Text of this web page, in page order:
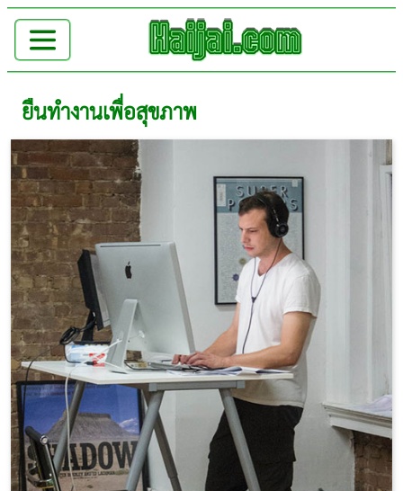
ยืนทำงานเพื่อสุขภาพ